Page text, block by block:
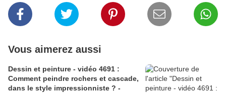
Vous aimerez aussi
Dessin et peinture - vidéo 4691 :
Comment peindre rochers et cascade,
dans le style impressionniste ? -